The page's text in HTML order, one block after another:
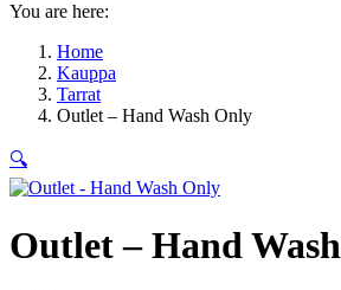
You are here:
Home
Kauppa
Tarrat
Outlet – Hand Wash Only
🔍
Outlet – Hand